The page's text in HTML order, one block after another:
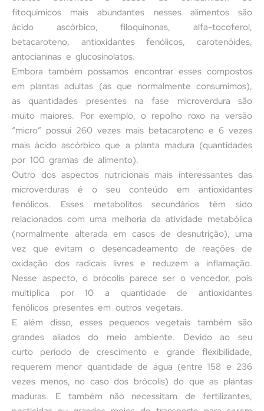
fitoquímicos mais abundantes nesses alimentos são
ácido ascórbico, filoquinonas, alfa-tocoferol,
betacaroteno, antioxidantes fenólicos, carotenóides,
antocianinas e glucosinolatos.
Embora também possamos encontrar esses compostos
em plantas adultas (as que normalmente consumimos),
as quantidades presentes na fase microverdura são
muito maiores. Por exemplo, o repolho roxo na versão
“micro” possui 260 vezes mais betacaroteno e 6 vezes
mais ácido ascórbico que a planta madura (quantidades
por 100 gramas de alimento).
Outro dos aspectos nutricionais mais interessantes das
microverduras é o seu conteúdo em antioxidantes
fenólicos. Esses metabolitos secundários têm sido
relacionados com uma melhoria da atividade metabólica
(normalmente alterada em casos de desnutrição), uma
vez que evitam o desencadeamento de reações de
oxidação dos radicais livres e reduzem a inflamação.
Nesse aspecto, o brócolis parece ser o vencedor, pois
multiplica por 10 a quantidade de antioxidantes
fenólicos presentes em outros vegetais.
E além disso, esses pequenos vegetais também são
grandes aliados do meio ambiente. Devido ao seu
curto período de crescimento e grande flexibilidade,
requerem menor quantidade de água (entre 158 e 236
vezes menos, no caso dos brócolis) do que as plantas
maduras. E também não necessitam de fertilizantes,